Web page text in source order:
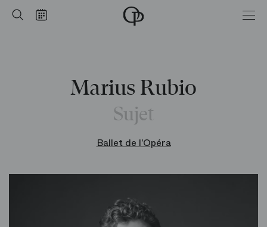
Rechercher
Calendrier Accueil
Marius Rubio
Sujet
Ballet de l’Opéra